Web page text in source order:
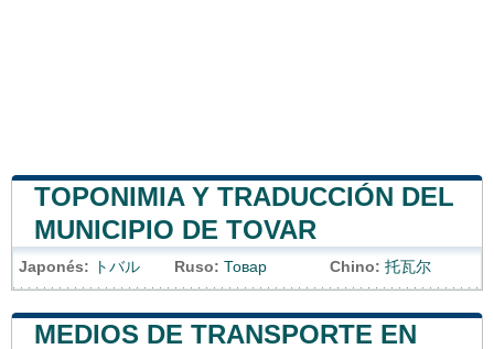
TOPONIMIA Y TRADUCCIÓN DEL
MUNICIPIO DE TOVAR
Japonés: トバル Ruso: Товар Chino: 托瓦尔
MEDIOS DE TRANSPORTE EN